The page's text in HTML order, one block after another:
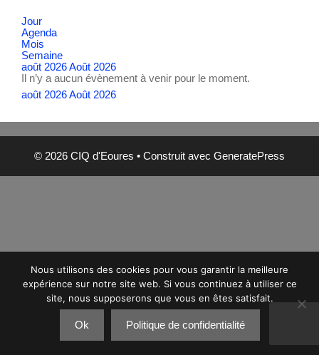
Jour
Agenda
Mois
Semaine
août 2026Août 2026
Il n’y a aucun évènement à venir pour le moment.
août 2026Août 2026
© 2026 CIQ d'Eoures • Construit avec GeneratePress
Nous utilisons des cookies pour vous garantir la meilleure
expérience sur notre site web. Si vous continuez à utiliser ce
site, nous supposerons que vous en êtes satisfait.
Ok Politique de confidentialité